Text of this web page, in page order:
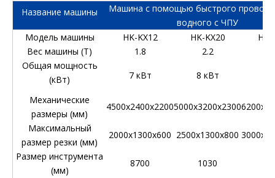
Название машины
Машина с помощью быстрого
водного с ЧПУ
Модель машины
HK-KX12 HK-KX20
HK-
Вес машины (T)
1.8 2.2
Общая мощность
(кВт)
7 кВт 8 кВт
Механические
размеры (мм)
4500x2400x22005000x3200x2300
Максимальный
размер резки (мм)
2000x1300x600 2500x1300x800
Размер инструмента
(мм)
8700 1030